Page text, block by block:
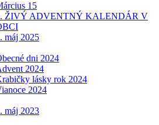
15
ŽIVÝ ADVENTNÝ KALENDÁR V
máj 2025
dni 2024
2024
lásky rok 2024
2024
máj 2023